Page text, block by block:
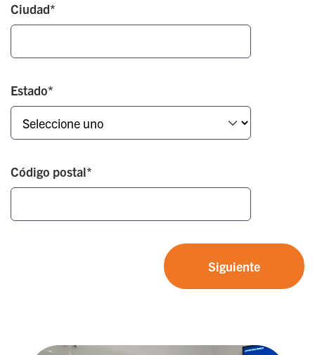
Ciudad*
Estado*
Código postal*
Siguiente